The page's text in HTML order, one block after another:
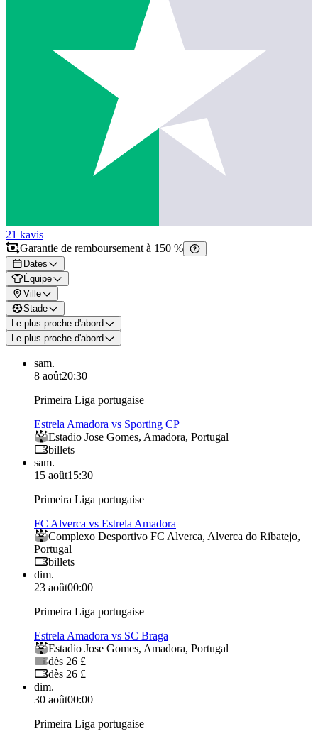
21 kavis
Garantie de remboursement à 150 %
Dates
Équipe
Ville
Stade
Le plus proche d'abord
Le plus proche d'abord
sam.
8 août20:30
Primeira Liga portugaise
Estrela Amadora vs Sporting CP
Estadio Jose Gomes, Amadora, Portugal
billets
sam.
15 août15:30
Primeira Liga portugaise
FC Alverca vs Estrela Amadora
Complexo Desportivo FC Alverca, Alverca do Ribatejo,
Portugal
billets
dim.
23 août00:00
Primeira Liga portugaise
Estrela Amadora vs SC Braga
Estadio Jose Gomes, Amadora, Portugal
dès 26 £
dès 26 £
dim.
30 août00:00
Primeira Liga portugaise